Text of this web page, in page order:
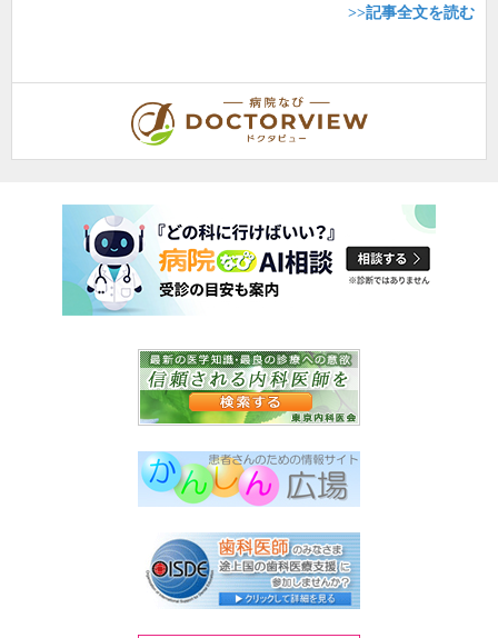
>>記事全文を読む